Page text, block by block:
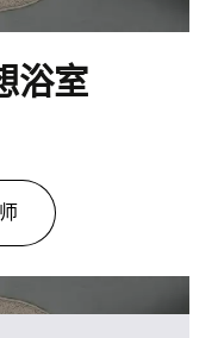
浴室